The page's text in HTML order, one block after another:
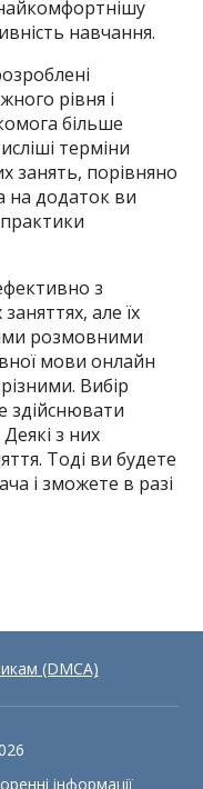
навчання.
рівня і
більше
терміни
занять, порівняно
на додаток ви
з
але їх
розмовними
мови онлайн
Вибір
здійснювати
з них
Тоді ви будете
і зможете в разі
(DMCA)
інформації